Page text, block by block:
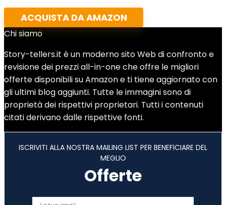
ACQUISTA DA AMAZON
Chi siamo
Story-tellers.it è un moderno sito Web di confronto e
revisione dei prezzi all-in-one che offre le migliori
offerte disponibili su Amazon e ti tiene aggiornato con
gli ultimi blog aggiunti. Tutte le immagini sono di
proprietà dei rispettivi proprietari. Tutti i contenuti
citati derivano dalle rispettive fonti.
ISCRIVITI ALLA NOSTRA MAILING LIST PER BENEFICIARE DEL
MEGLIO
Offerte